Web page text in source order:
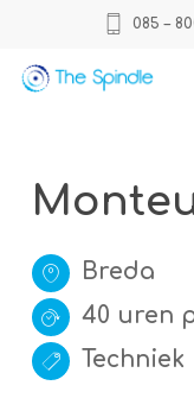
main
085 –
Breda
40 uren
Techniek